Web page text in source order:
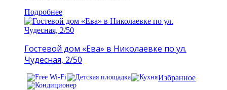
Подробнее
Гостевой дом «Ева» в Николаевке по ул.
Чудесная, 2/50
Избранное